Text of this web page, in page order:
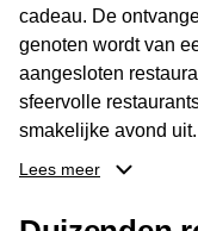
cadeau. De
genoten wordt van
aangesloten
sfeervolle
smakelijke avond uit.
ontvanger
Lees meer